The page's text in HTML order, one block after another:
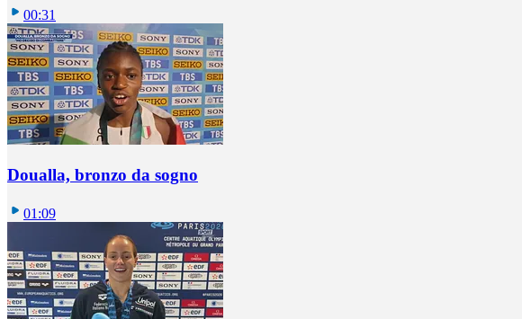
00:31
Doualla, bronzo da sogno
01:09